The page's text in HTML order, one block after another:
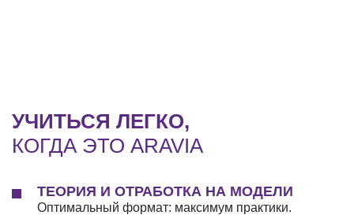
УЧИТЬСЯ ЛЕГКО,
КОГДА ЭТО ARAVIA
ТЕОРИЯ И ОТРАБОТКА НА МОДЕЛИ
Оптимальный формат: максимум практики.